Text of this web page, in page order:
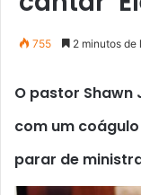
755 2 minutos de
O pastor
com um
parar de